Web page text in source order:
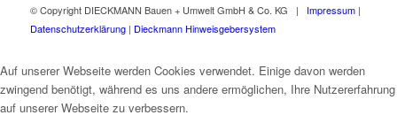
© Copyright DIECKMANN Bauen + Umwelt GmbH & Co. KG | Impressum|
Datenschutzerklärung| Dieckmann Hinweisgebersystem
Auf unserer Webseite werden Cookies verwendet. Einige davon werden
zwingend benötigt, während es uns andere ermöglichen, Ihre Nutzererfahrung
auf unserer Webseite zu verbessern.